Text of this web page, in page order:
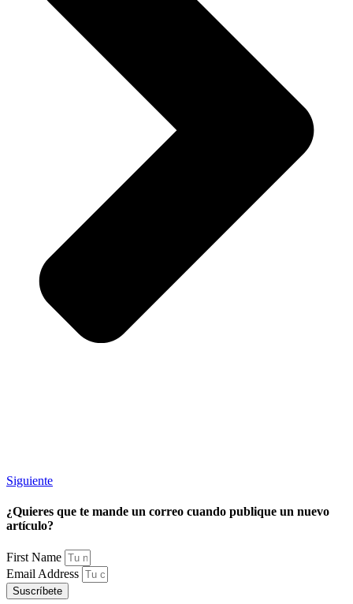
Siguiente
¿Quieres que te mande un correo cuando publique un nuevo
artículo?
First Name
Email Address
Suscríbete